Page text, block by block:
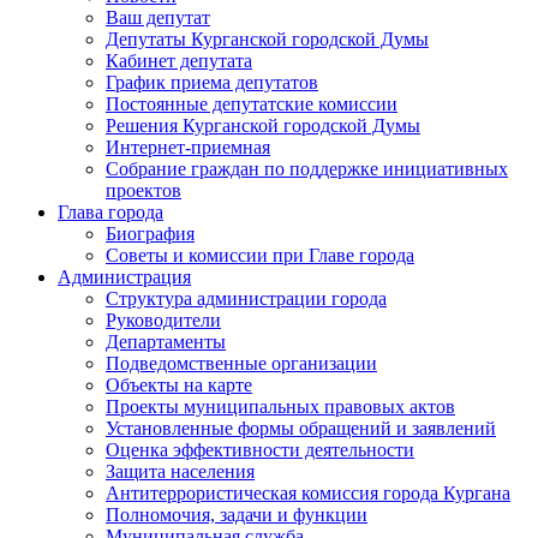
Ваш депутат
Депутаты Курганской городской Думы
Кабинет депутата
График приема депутатов
Постоянные депутатские комиссии
Решения Курганской городской Думы
Интернет-приемная
Собрание граждан по поддержке инициативных
проектов
Глава города
Биография
Советы и комиссии при Главе города
Администрация
Структура администрации города
Руководители
Департаменты
Подведомственные организации
Объекты на карте
Проекты муниципальных правовых актов
Установленные формы обращений и заявлений
Оценка эффективности деятельности
Защита населения
Антитеррористическая комиссия города Кургана
Полномочия, задачи и функции